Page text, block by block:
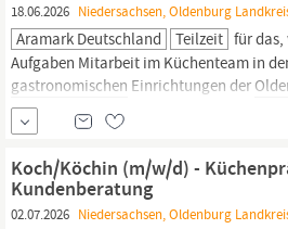
18.06.2026 Niedersachsen, Oldenburg
Aramark Deutschland Teilzeit für
Aufgaben Mitarbeit im Küchenteam in
gastronomischen Einrichtungen der
AG Unterstützung bei der Vor- und
Ausgabe von Speisen an unsere Gäste
Kassensystems Übernahme von Spül-
Dein Profil Offene...
Koch/Köchin (m/w/d) -
Kundenberatung
02.07.2026 Niedersachsen, Oldenburg